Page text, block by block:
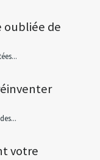
oubliée de
votre